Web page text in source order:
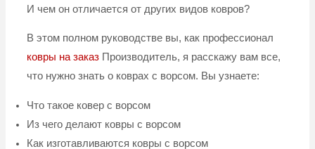
И чем он отличается от других видов ковров?
В этом полном руководстве вы, как профессионал
ковры на заказПроизводитель, я расскажу вам все,
что нужно знать о коврах с ворсом. Вы узнаете:
Что такое ковер с ворсом
Из чего делают ковры с ворсом
Как изготавливаются ковры с ворсом